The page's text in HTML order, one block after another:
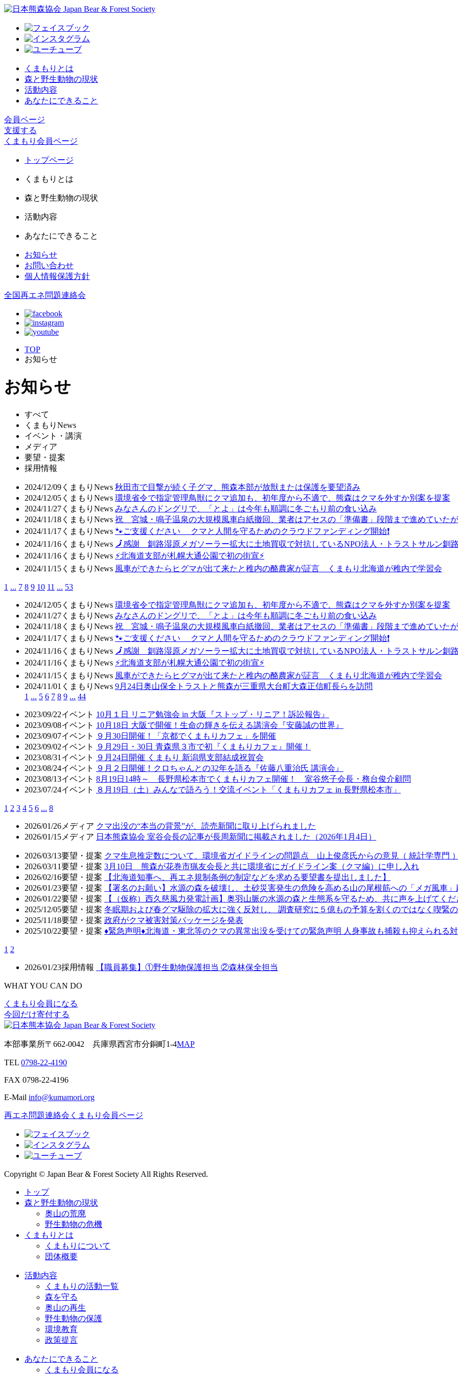
くまもりとは
森と野生動物の現状
活動内容
あなたにできること
会員ページ
支援する
くまもり会員ページ
トップページ
くまもりとは
森と野生動物の現状
活動内容
あなたにできること
お知らせ
お問い合わせ
個人情報保護方針
全国再エネ問題連絡会
TOP
お知らせ
お知らせ
すべて
くまもりNews
イベント・講演
メディア
要望・提案
採用情報
2024/12/09 くまもりNews 秋田市で目撃が続く子グマ、熊森本部が放獣または保護を要望済み
2024/12/05 くまもりNews 環境省令で指定管理鳥獣にクマ追加も、初年度から不適で、熊森はクマを外すか別案を提案
2024/11/27 くまもりNews みなさんのドングリで、「とよ」は今年も順調に冬ごもり前の食い込み
2024/11/18 くまもりNews 祝 宮城・鳴子温泉の大規模風車白紙撤回、業者はアセスの「準備書」段階まで進めていた
2024/11/17 くまもりNews 🐾ご支援ください クマと人間を守るためのクラウドファンディング開始❗
2024/11/16 くまもりNews 🗾感謝 釧路湿原メガソーラー拡大に土地買収で対抗しているNPO法人・トラストサルン釧路
2024/11/16 くまもりNews ⚡北海道支部が札幌大通公園で初の街宣⚡
2024/11/15 くまもりNews 風車ができたらヒグマが出て来たと稚内の酪農家が証言 くまもり北海道が稚内で学習会
1 ... 7 8 9 10 11 ... 53
2024/12/05 くまもりNews 環境省令で指定管理鳥獣にクマ追加も、初年度から不適で、熊森はクマを外すか別案を提案
2024/11/27 くまもりNews みなさんのドングリで、「とよ」は今年も順調に冬ごもり前の食い込み
2024/11/18 くまもりNews 祝 宮城・鳴子温泉の大規模風車白紙撤回、業者はアセスの「準備書」段階まで進めていた
2024/11/17 くまもりNews 🐾ご支援ください クマと人間を守るためのクラウドファンディング開始❗
2024/11/16 くまもりNews 🗾感謝 釧路湿原メガソーラー拡大に土地買収で対抗しているNPO法人・トラストサルン釧路
2024/11/16 くまもりNews ⚡北海道支部が札幌大通公園で初の街宣⚡
2024/11/15 くまもりNews 風車ができたらヒグマが出て来たと稚内の酪農家が証言 くまもり北海道が稚内で学習会
2024/11/01 くまもりNews 9月24日奥山保全トラストと熊森が三重県大台町大森正信町長らを訪問
1 ... 5 6 7 8 9 ... 44
2023/09/22イベント 10月１日 リニア勉強会 in 大阪『ストップ・リニア！訴訟報告』
2023/09/08イベント 10月18日 大阪で開催！生命の輝きを伝える講演会『安藤誠の世界』
2023/09/07イベント
９月30日開催！「京都でくまもりカフェ」を開催
2023/09/02イベント
９月29日・30日 青森県３市で初『くまもりカフェ』開催！
2023/08/31 イベント
９月24日開催 くまもり 新潟県支部結成祝賀会
2023/08/24イベント
９月２日開催！クロちゃんとの32年を語る『佐藤八重治氏 講演会』
2023/08/13イベント 8月19日14時～ 長野県松本市でくまもりカフェ開催！ 室谷悠子会長・務台俊介顧問
2023/07/24イベント ８月19日（土）みんなで語ろう！交流イベント「くまもりカフェ in 長野県松本市」
1 2 3 4 5 6 ... 8
2026/01/26 メディア クマ出没の“本当の背景”が、読売新聞に取り上げられました
2026/01/15 メディア 日本熊森協会 室谷会長の記事が長周新聞に掲載されました（2026年1月4日）
2026/03/13要望・提案 クマ生息推定数について、環境省ガイドラインの問題点 山上俊彦氏からの意見（ 統計学専門 ）
2026/03/11要望・提案 3月10日 熊森が花巻市猟友会長と共に環境省にガイドライン案（クマ編）に申し入れ
2026/02/16要望・提案
【北海道知事へ、再エネ規制条例の制定などを求める要望書を提出しました】
2026/01/23要望・提案
【署名のお願い】水源の森を破壊し、土砂災害発生の危険を高める山の尾根筋への「メガ風車
2026/01/22要望・提案
【（仮称）西久慈風力発電計画】奥羽山脈の水源の森と生態系を守るため、共に声を上げてくだ
2025/12/05要望・提案 冬眠期および春グマ駆除の拡大に強く反対し、 調査研究に５億もの予算を割くのではなく喫緊
2025/11/18要望・提案 政府がクマ被害対策パッケージを発表
2025/10/22要望・提案 ♦️緊急声明♦️北海道・東北等のクマの異常出没を受けての緊急声明 人身事故も捕殺も抑えられる
1 2
2026/01/23採用情報 【職員募集】①野生動物保護担当 ②森林保全担当
WHAT YOU CAN DO
くまもり会員になる
今回だけ寄付する
本部事業所〒662-0042 兵庫県西宮市分銅町1-4MAP
TEL 0798-22-4190
FAX 0798-22-4196
E-Mail info@kumamori.org
再エネ問題連絡会 くまもり会員ページ
Copyright © Japan Bear & Forest Society All Rights Reserved.
トップ
森と野生動物の現状
奥山の荒廃
野生動物の危機
くまもりとは
くまもりについて
団体概要
活動内容
くまもりの活動一覧
森を守る
奥山の再生
野生動物の保護
環境教育
政策提言
あなたにできること
くまもり会員になる